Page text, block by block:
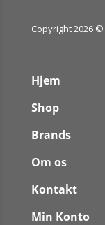
Copyright 2026 ©
Hjem
Shop
Brands
Om os
Kontakt
Min Konto